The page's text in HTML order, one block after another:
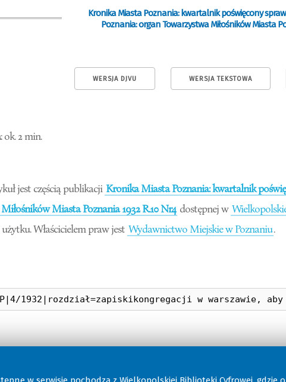
Kronika Miasta Poznania: kwartalnik poświęcony
Poznania: organ Towarzystwa Miłośników Miasta
WERSJA DJVU WERSJA TEKSTOWA
: ok. 2 min.
jest częścią publikacji Kronika Miasta Poznania: kwartalnik
Miasta Poznania 1932 R.10 Nr4 dostępnej w
Właścicielem praw jest Wydawnictwo Miejskie w Poznaniu.